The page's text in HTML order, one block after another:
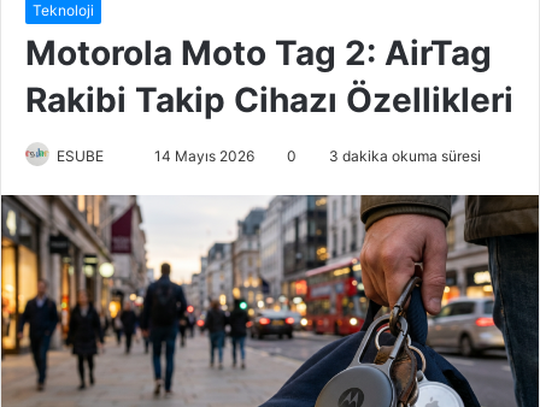
Teknoloji
Motorola Moto Tag 2: AirTag
Rakibi Takip Cihazı Özellikleri
ESUBE
r
e
-
p
o
s
14 Mayıs 2026 0 3 dakika okuma süresi